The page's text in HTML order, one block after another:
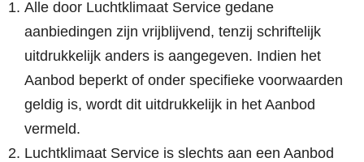
Alle door Luchtklimaat Service gedane
aanbiedingen zijn vrijblijvend, tenzij schriftelijk
uitdrukkelijk anders is aangegeven. Indien het
Aanbod beperkt of onder specifieke voorwaarden
geldig is, wordt dit uitdrukkelijk in het Aanbod
vermeld.
Luchtklimaat Service is slechts aan een Aanbod